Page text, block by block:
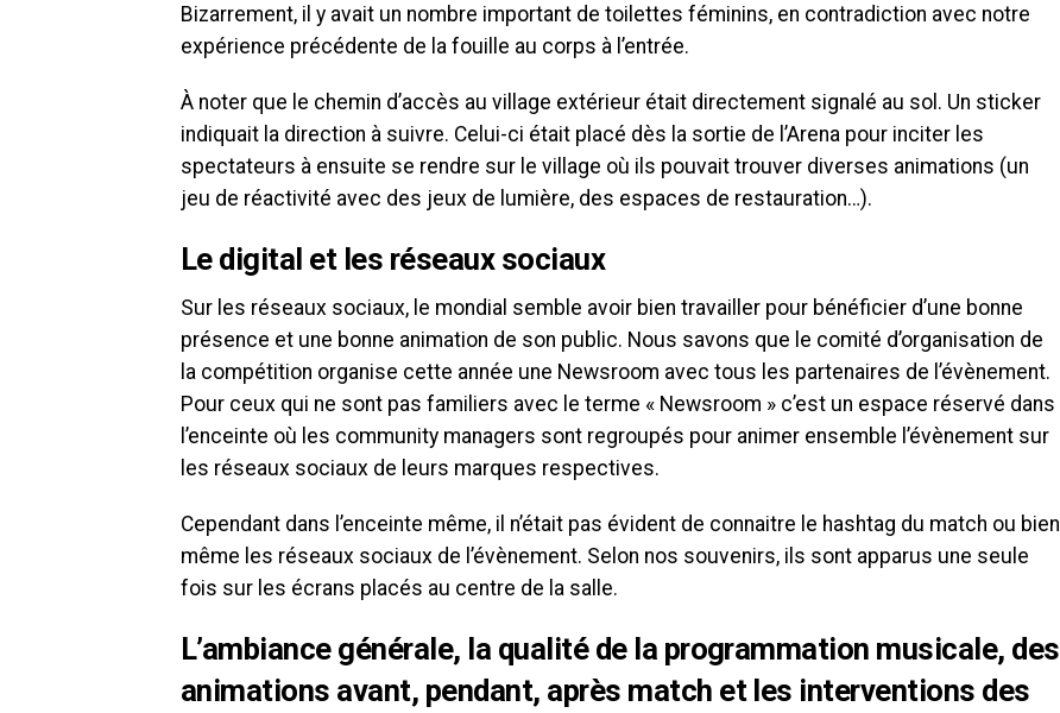
Bizarrement, il y avait un nombre important de toilettes féminins, en contradiction avec notre
expérience précédente de la fouille au corps à l’entrée.
À noter que le chemin d’accès au village extérieur était directement signalé au sol. Un sticker
indiquait la direction à suivre. Celui-ci était placé dès la sortie de l’Arena pour inciter les
spectateurs à ensuite se rendre sur le village où ils pouvait trouver diverses animations (un
jeu de réactivité avec des jeux de lumière, des espaces de restauration…).
Le digital et les réseaux sociaux
Sur les réseaux sociaux, le mondial semble avoir bien travailler pour bénéficier d’une bonne
présence et une bonne animation de son public. Nous savons que le comité d’organisation de
la compétition organise cette année une Newsroom avec tous les partenaires de l’évènement.
Pour ceux qui ne sont pas familiers avec le terme « Newsroom » c’est un espace réservé dans
l’enceinte où les community managers sont regroupés pour animer ensemble l’évènement sur
les réseaux sociaux de leurs marques respectives.
Cependant dans l’enceinte même, il n’était pas évident de connaitre le hashtag du match ou bien
même les réseaux sociaux de l’évènement. Selon nos souvenirs, ils sont apparus une seule
fois sur les écrans placés au centre de la salle.
L’ambiance générale, la qualité de la programmation musicale, des
animations avant, pendant, après match et les interventions des